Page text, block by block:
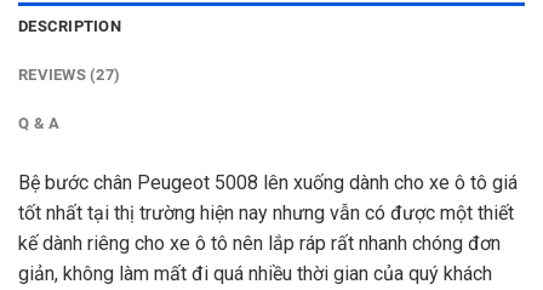
DESCRIPTION
REVIEWS (27)
Q & A
Bệ bước chân Peugeot 5008 lên xuống dành cho xe ô tô giá
tốt nhất tại thị trường hiện nay nhưng vẫn có được một thiết
kế dành riêng cho xe ô tô nên lắp ráp rất nhanh chóng đơn
giản, không làm mất đi quá nhiều thời gian của quý khách